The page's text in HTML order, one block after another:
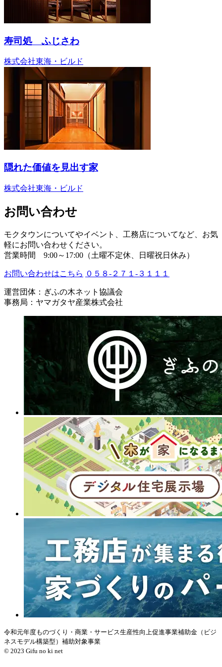
寿司処 ふじさわ
株式会社東海・ビルド
隠れた価値を見出す家
株式会社東海・ビルド
お問い合わせ
モクタウンについてやイベント、工務店についてなど、お気
軽にお問い合わせください。
営業時間 9:00～17:00（土曜不定休、日曜祝日休み）
お問い合わせはこちら ０５８-２７１-３１１１
運営団体：ぎふの木ネット協議会
事務局：ヤマガタヤ産業株式会社
令和元年度ものづくり・商業・サービス生産性向上促進事業補助金（ビジ
ネスモデル構築型）補助対象事業
© 2023 Gifu no ki net